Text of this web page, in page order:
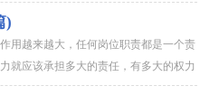
都会发生问题。那么你真正...
)
用越来越大，任何岗位职责都是一个责
就应该承担多大的责任，有多大的权力
的做法都会发生问题。那么...